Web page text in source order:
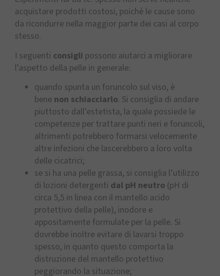
acquistare prodotti costosi, poiché le cause sono
da ricondurre nella maggior parte dei casi al corpo
stesso.
I seguenti consigli possono aiutarci a migliorare
l’aspetto della pelle in generale:
quando spunta un foruncolo sul viso, è
bene non schiacciarlo. Si consiglia di andare
piuttosto dall’estetista, la quale possiede le
competenze per trattare punti neri e foruncoli,
altrimenti potrebbero formarsi velocemente
altre infezioni che lascerebbero a loro volta
delle cicatrici;
se si ha una pelle grassa, si consiglia l’utilizzo
di lozioni detergenti dal pH neutro (pH di
circa 5,5 in linea con il mantello acido
protettivo della pelle), inodore e
appositamente formulate per la pelle. Si
dovrebbe inoltre evitare di lavarsi troppo
spesso, in quanto questo comporta la
distruzione del mantello protettivo
peggiorando la situazione;